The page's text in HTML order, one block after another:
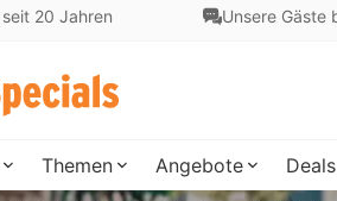
20 Jahren Unsere Gäste
Themen Angebote Deals